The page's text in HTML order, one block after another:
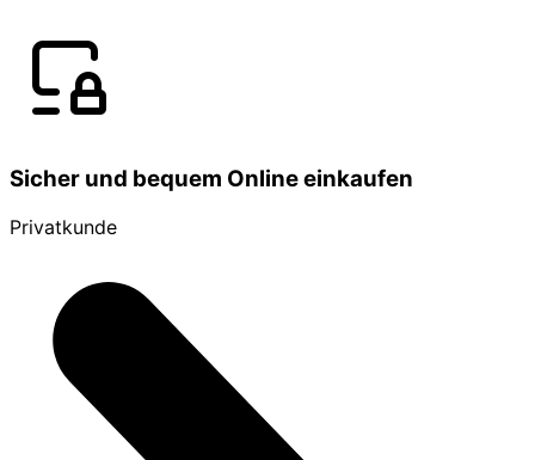
Sicher und bequem Online einkaufen
Privatkunde